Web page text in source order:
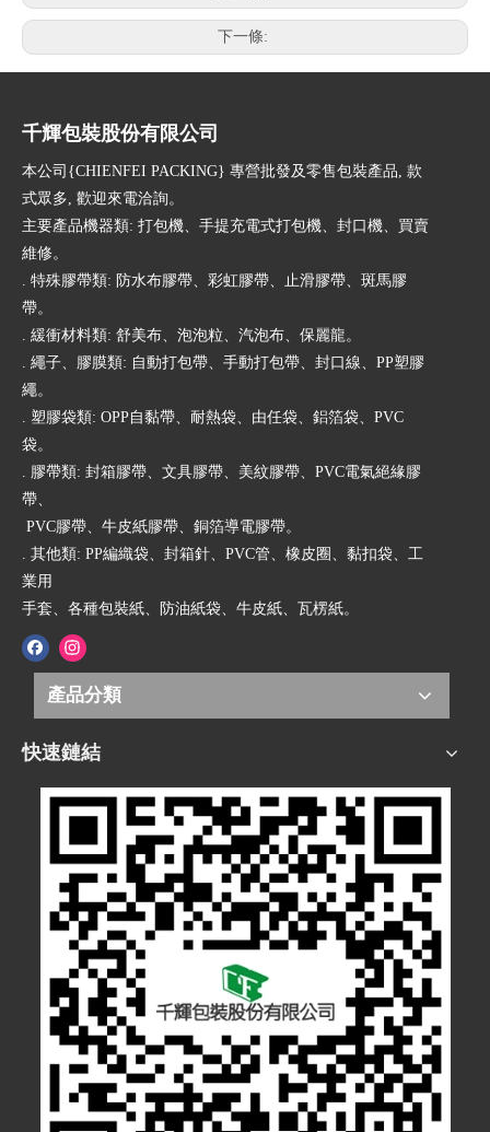
下一條:
千輝包裝股份有限公司
本公司{CHIENFEI PACKING} 專營批發及零售包裝產品, 款
式眾多, 歡迎來電洽詢。
主要產品機器類: 打包機、手提充電式打包機、封口機、買賣
維修。
. 特殊膠帶類: 防水布膠帶、彩虹膠帶、止滑膠帶、斑馬膠
帶。
. 緩衝材料類: 舒美布、泡泡粒、汽泡布、保麗龍。
. 繩子、膠膜類: 自動打包帶、手動打包帶、封口線、PP塑膠
繩。
. 塑膠袋類: OPP自黏帶、耐熱袋、由任袋、鋁箔袋、PVC
袋。
. 膠帶類: 封箱膠帶、文具膠帶、美紋膠帶、PVC電氣絕緣膠
帶、
PVC膠帶、牛皮紙膠帶、銅箔導電膠帶。
. 其他類: PP編織袋、封箱針、PVC管、橡皮圈、黏扣袋、工
業用
手套、各種包裝紙、防油紙袋、牛皮紙、瓦楞紙。
產品分類
快速鏈結